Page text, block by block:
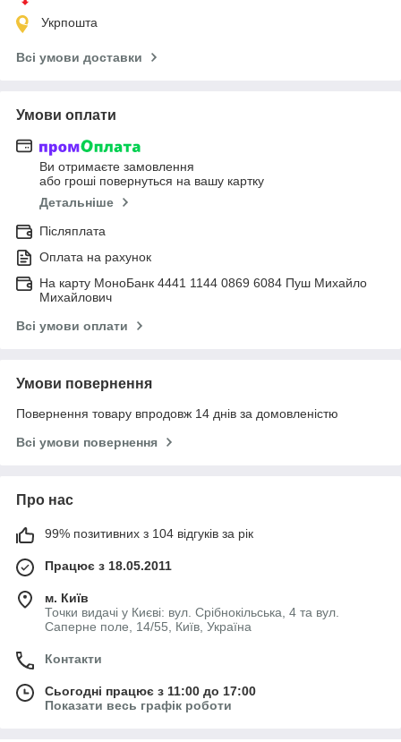
Укрпошта
Всі умови доставки
Умови оплати
Ви отримаєте замовлення
або гроші повернуться на вашу картку
Детальніше
Післяплата
Оплата на рахунок
На карту МоноБанк 4441 1144 0869 6084 Пуш Михайло
Михайлович
Всі умови оплати
Умови повернення
Повернення товару впродовж 14 днів за домовленістю
Всі умови повернення
Про нас
99% позитивних з 104 відгуків за рік
Працює з 18.05.2011
м. Київ
Точки видачі у Києві: вул. Срібнокільська, 4 та вул.
Саперне поле, 14/55, Київ, Україна
Контакти
Сьогодні працює з 11:00 до 17:00
Показати весь графік роботи